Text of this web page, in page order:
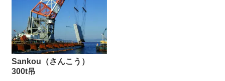
Sankou（さんこう）
300t吊